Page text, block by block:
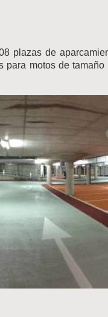
plazas de
motos de